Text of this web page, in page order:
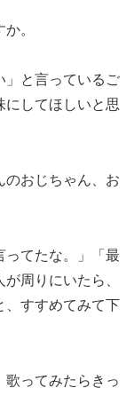
。
」と言っているご
にしてほしいと思
のおじちゃん、お
ってたな。」「最
周りにいたら、
、すすめてみて下
歌ってみたらきっ